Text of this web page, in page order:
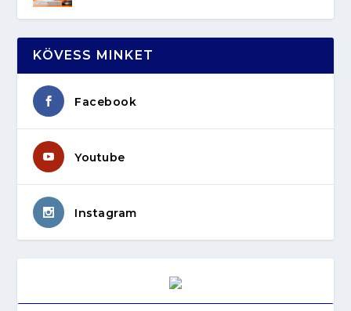
KÖVESS MINKET
Facebook
Youtube
Instagram